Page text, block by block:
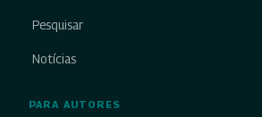
Pesquisar
Notícias
PARA AUTORES